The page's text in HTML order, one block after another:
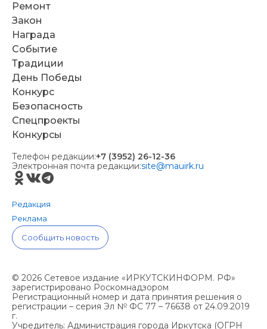
Ремонт
Закон
Награда
Событие
Традиции
День Победы
Конкурс
Безопасность
Спецпроекты
Конкурсы
Телефон редакции:+7 (3952) 26-12-36
Электронная почта редакции:site@mauirk.ru
Редакция
Реклама
Сообщить новость
© 2026 Сетевое издание «ИРКУТСКИНФОРМ. РФ»
зарегистрировано Роскомнадзором
Регистрационный номер и дата принятия решения о
регистрации – серия Эл № ФС 77 – 76638 от 24.09.2019
г.
Учредитель: Администрация города Иркутска (ОГРН